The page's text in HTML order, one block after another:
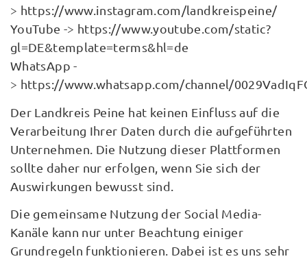
> https://www.instagram.com/landkreispeine/
YouTube -> https://www.youtube.com/static?
gl=DE&template=terms&hl=de
WhatsApp -
> https://www.whatsapp.com/channel/
Der Landkreis Peine hat keinen Einfluss auf die
Verarbeitung Ihrer Daten durch die aufgeführten
Unternehmen. Die Nutzung dieser Plattformen
sollte daher nur erfolgen, wenn Sie sich der
Auswirkungen bewusst sind.
Die gemeinsame Nutzung der Social Media-
Kanäle kann nur unter Beachtung einiger
Grundregeln funktionieren. Dabei ist es uns sehr